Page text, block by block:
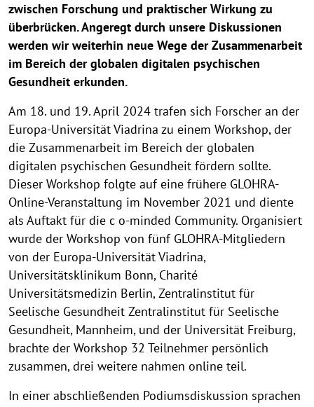
zwischen Forschung und praktischer Wirkung zu
überbrücken. Angeregt durch unsere Diskussionen
werden wir weiterhin neue Wege der Zusammenarbeit
im Bereich der globalen digitalen psychischen
Gesundheit erkunden.
Am 18. und 19. April 2024 trafen sich Forscher an der
Europa-Universität Viadrina zu einem Workshop, der
die Zusammenarbeit im Bereich der globalen
digitalen psychischen Gesundheit fördern sollte.
Dieser Workshop folgte auf eine frühere GLOHRA-
Online-Veranstaltung im November 2021 und diente
als Auftakt für die c o-minded Community. Organisiert
wurde der Workshop von fünf GLOHRA-Mitgliedern
von der Europa-Universität Viadrina,
Universitätsklinikum Bonn, Charité
Universitätsmedizin Berlin, Zentralinstitut für
Seelische Gesundheit Zentralinstitut für Seelische
Gesundheit, Mannheim, und der Universität Freiburg,
brachte der Workshop 32 Teilnehmer persönlich
zusammen, drei weitere nahmen online teil.
In einer abschließenden Podiumsdiskussion sprachen